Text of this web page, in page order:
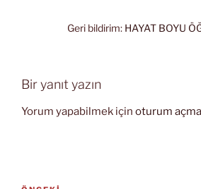
Geri bildirim: HAYAT BOYU
Bir yanıt yazın
Yorum yapabilmek için oturum
Yazı